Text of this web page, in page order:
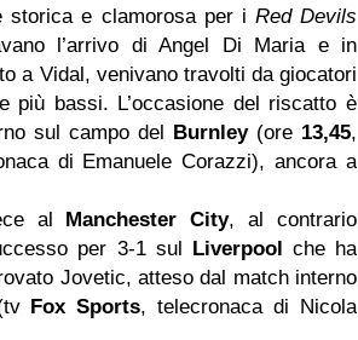
storica e clamorosa per i Red Devils
l’arrivo di Angel Di Maria e in
a Vidal, venivano travolti da giocatori
più bassi. L’occasione del riscatto è
sul campo del Burnley(ore 13,45,
di Emanuele Corazzi), ancora a
al Manchester City, al contrario
per 3-1 sul Liverpool che ha
Jovetic, atteso dal match interno
Fox Sports, telecronaca di Nicola